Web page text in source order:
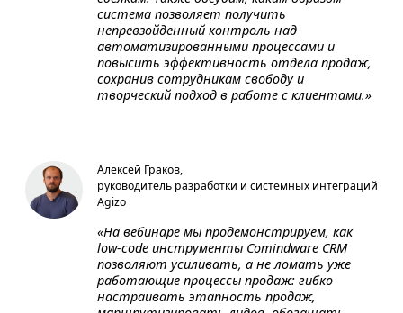
система позволяет получить
непревзойденный контроль над
автоматизированными процессами и
повысить эффективность отдела продаж,
сохранив сотрудникам свободу и
творческий подход в работе с клиентами.»
Алексей Граков,
руководитель разработки и системных интеграций
Agizo
«На вебинаре мы продемонстрируем, как
low-code инструменты Comindware CRM
позволяют усиливать, а не ломать уже
работающие процессы продаж: гибко
настраивать этапность продаж,